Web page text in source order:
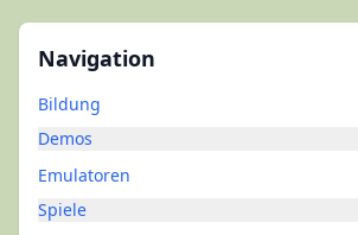
Navigation
Bildung
Demos
Emulatoren
Spiele